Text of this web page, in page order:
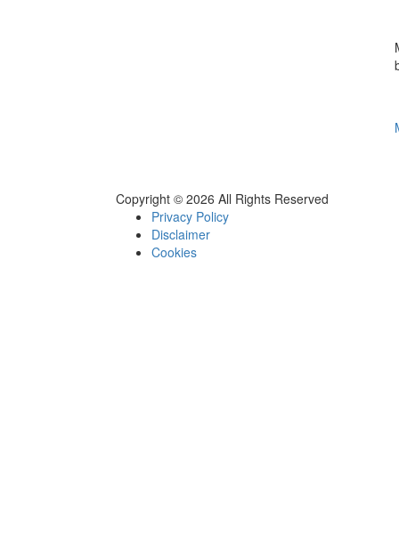
Copyright © 2026 All Rights Reserved
Privacy Policy
Disclaimer
Cookies